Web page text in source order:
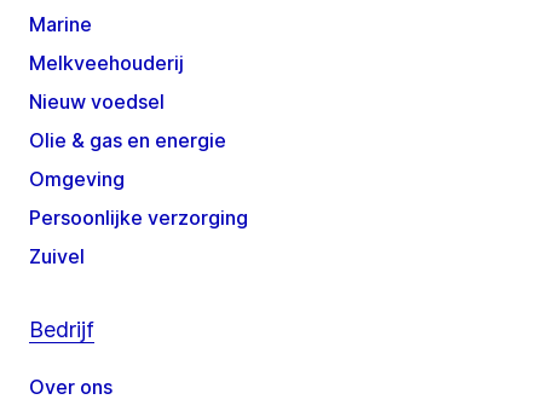
Marine
Melkveehouderij
Nieuw voedsel
Olie & gas en energie
Omgeving
Persoonlijke verzorging
Zuivel
Bedrijf
Over ons